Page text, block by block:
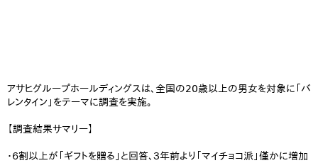
アサヒグループホールディングスは、全国の20歳以上の男女を対象に「バ
レンタイン」をテーマに調査を実施。
【調査結果サマリー】
・６割以上が「ギフトを贈る」と回答、３年前より「マイチョコ派」僅かに増加